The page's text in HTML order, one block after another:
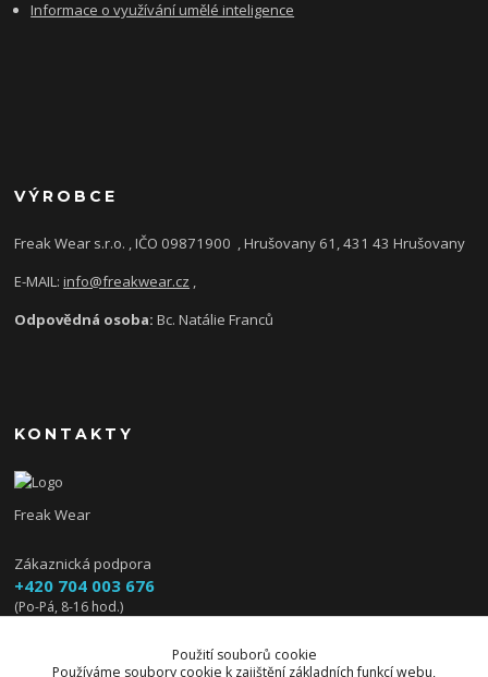
Informace o využívání umělé inteligence
VÝROBCE
Freak Wear s.r.o. , IČO 09871900 , Hrušovany 61, 431 43 Hrušovany
E-MAIL:info@freakwear.cz ,
Odpovědná osoba:Bc. Natálie Franců
KONTAKTY
Freak Wear
Zákaznická podpora
+420 704 003 676
(Po-Pá, 8-16 hod.)
info@freakwear.czPoužití souborů cookie
Používáme soubory cookie k zajištění základních funkcí webu,